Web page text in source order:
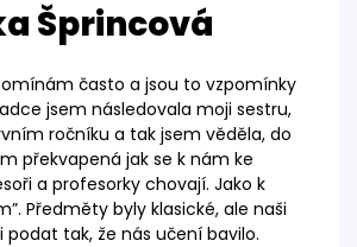
Šprincová
často a jsou to vzpomínky
jsem následovala moji sestru,
ročníku a tak jsem věděla, do
překvapená jak se k nám ke
a profesorky chovají. Jako k
Předměty byly klasické, ale naši
tak, že nás učení bavilo.